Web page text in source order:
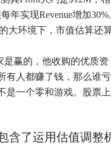
实现Revenue增加30%
大环境下，市值估算还
赢的，他收购的优质资
有人都赚了钱，那么谁
是一个零和游戏。股票上
含了运用估值调整